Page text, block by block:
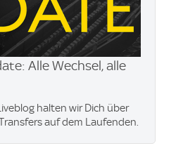
Alle Wechsel, alle
halten wir Dich über
auf dem Laufenden.